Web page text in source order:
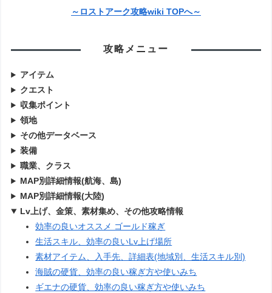
～ロストアーク攻略wiki TOPへ～
攻略メニュー
アイテム
クエスト
収集ポイント
領地
その他データベース
装備
職業、クラス
MAP別詳細情報(航海、島)
MAP別詳細情報(大陸)
Lv上げ、金策、素材集め、その他攻略情報
効率の良いオススメ ゴールド稼ぎ
生活スキル、効率の良いLv上げ場所
素材アイテム、入手先、詳細表(地域別、生活スキル別)
海賊の硬貨、効率の良い稼ぎ方や使いみち
ギエナの硬貨、効率の良い稼ぎ方や使いみち